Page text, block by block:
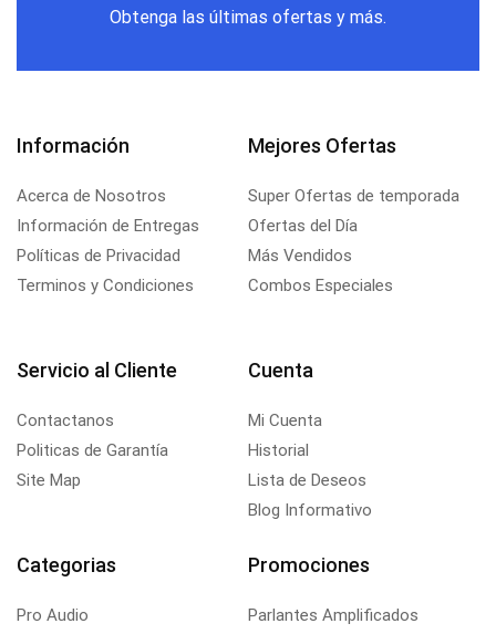
Obtenga las últimas ofertas y más.
Información
Acerca de Nosotros
Información de Entregas
Políticas de Privacidad
Terminos y Condiciones
Mejores Ofertas
Super Ofertas de temporada
Ofertas del Día
Más Vendidos
Combos Especiales
Servicio al Cliente
Contactanos
Politicas de Garantía
Site Map
Cuenta
Mi Cuenta
Historial
Lista de Deseos
Blog Informativo
Categorias
Pro Audio
Promociones
Parlantes Amplificados